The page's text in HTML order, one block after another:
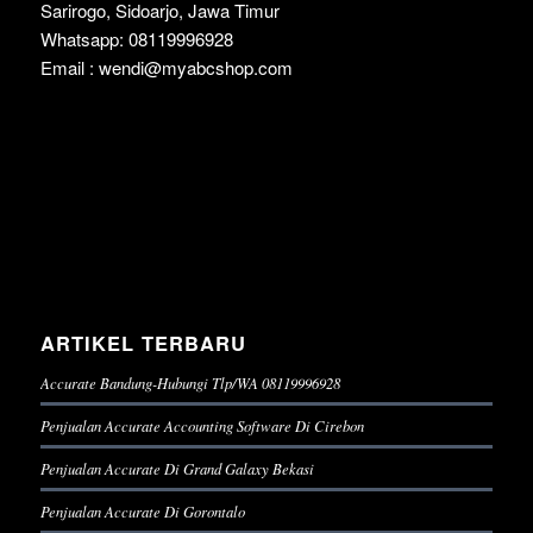
Sarirogo, Sidoarjo, Jawa Timur
Whatsapp: 08119996928
Email : wendi@myabcshop.com
ARTIKEL TERBARU
Accurate Bandung-Hubungi Tlp/WA 08119996928
Penjualan Accurate Accounting Software Di Cirebon
Penjualan Accurate Di Grand Galaxy Bekasi
Penjualan Accurate Di Gorontalo